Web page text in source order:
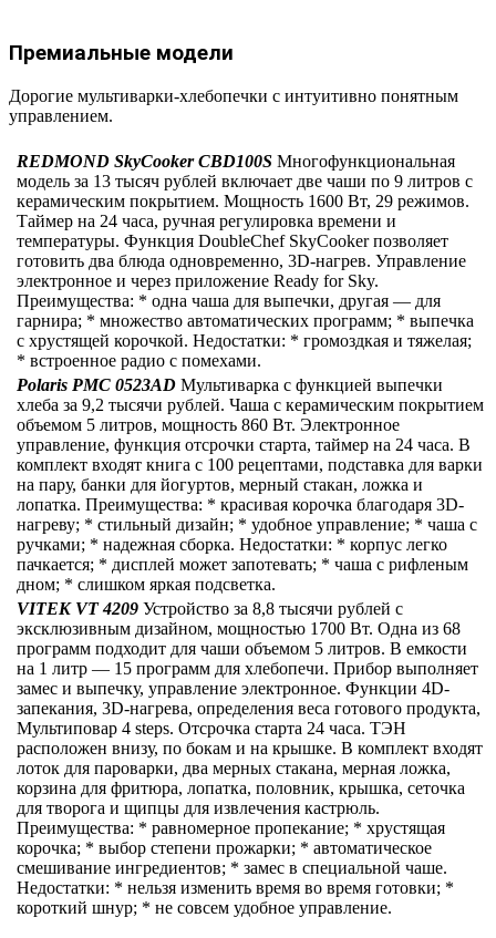
Премиальные модели
Дорогие мультиварки-хлебопечки с интуитивно понятным
управлением.
REDMOND SkyCooker CBD100S Многофункциональная
модель за 13 тысяч рублей включает две чаши по 9 литров с
керамическим покрытием. Мощность 1600 Вт, 29 режимов.
Таймер на 24 часа, ручная регулировка времени и
температуры. Функция DoubleChef SkyCooker позволяет
готовить два блюда одновременно, 3D-нагрев. Управление
электронное и через приложение Ready for Sky.
Преимущества: * одна чаша для выпечки, другая — для
гарнира; * множество автоматических программ; * выпечка
с хрустящей корочкой. Недостатки: * громоздкая и тяжелая;
* встроенное радио с помехами.
Polaris PMC 0523AD Мультиварка с функцией выпечки
хлеба за 9,2 тысячи рублей. Чаша с керамическим покрытием
объемом 5 литров, мощность 860 Вт. Электронное
управление, функция отсрочки старта, таймер на 24 часа. В
комплект входят книга с 100 рецептами, подставка для варки
на пару, банки для йогуртов, мерный стакан, ложка и
лопатка. Преимущества: * красивая корочка благодаря 3D-
нагреву; * стильный дизайн; * удобное управление; * чаша с
ручками; * надежная сборка. Недостатки: * корпус легко
пачкается; * дисплей может запотевать; * чаша с рифленым
дном; * слишком яркая подсветка.
VITEK VT 4209 Устройство за 8,8 тысячи рублей с
эксклюзивным дизайном, мощностью 1700 Вт. Одна из 68
программ подходит для чаши объемом 5 литров. В емкости
на 1 литр — 15 программ для хлебопечи. Прибор выполняет
замес и выпечку, управление электронное. Функции 4D-
запекания, 3D-нагрева, определения веса готового продукта,
Мультиповар 4 steps. Отсрочка старта 24 часа. ТЭН
расположен внизу, по бокам и на крышке. В комплект входят
лоток для пароварки, два мерных стакана, мерная ложка,
корзина для фритюра, лопатка, половник, крышка, сеточка
для творога и щипцы для извлечения кастрюль.
Преимущества: * равномерное пропекание; * хрустящая
корочка; * выбор степени прожарки; * автоматическое
смешивание ингредиентов; * замес в специальной чаше.
Недостатки: * нельзя изменить время во время готовки; *
короткий шнур; * не совсем удобное управление.